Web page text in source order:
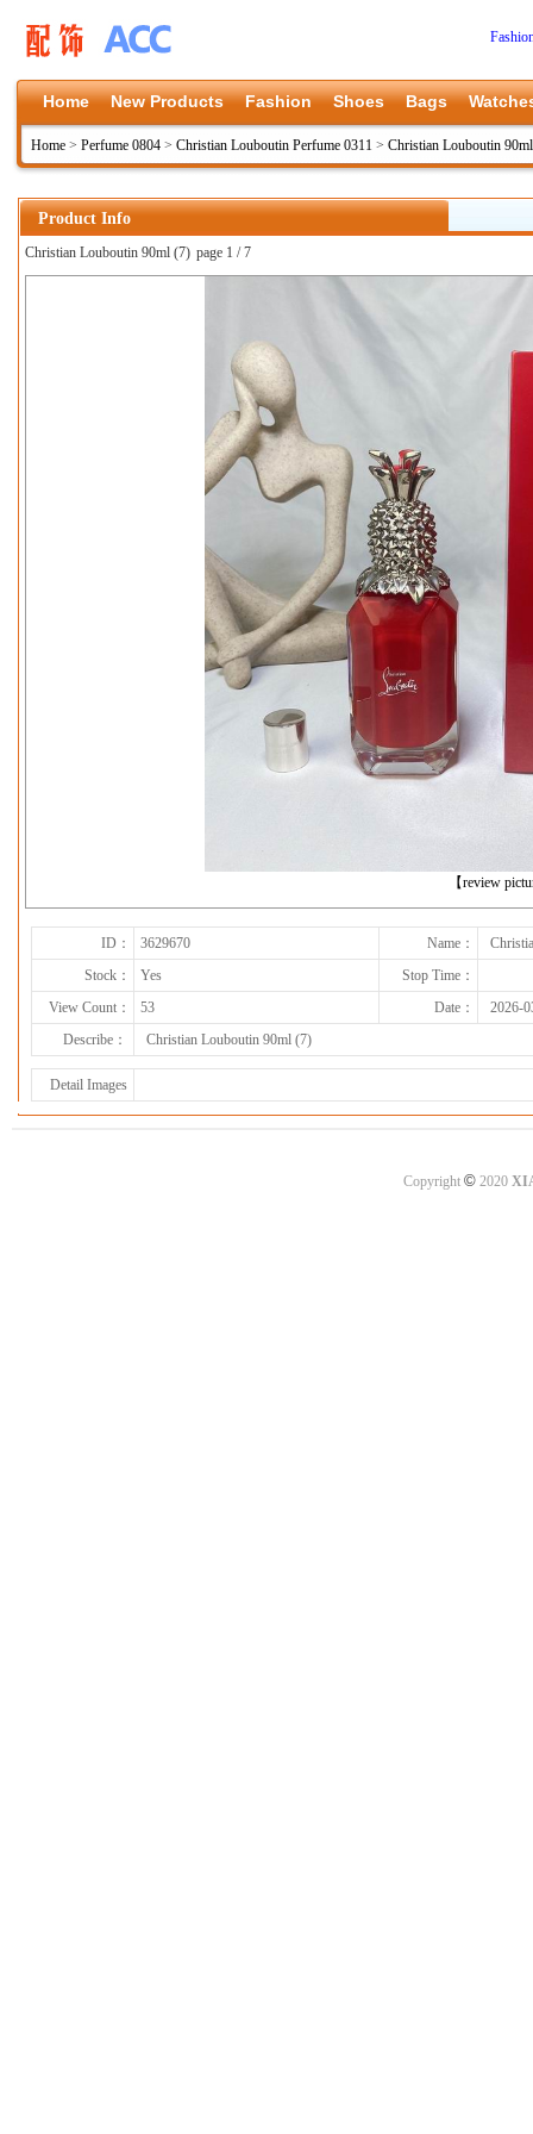
Home New Products Fashion Shoes Bags
Home > Perfume 0804 > Christian Louboutin Perfume 0311 > Christian Louboutin
Product Info
Christian Louboutin 90ml (7) page 1 / 7
【review
ID： 3629670 Name：
Stock：
Yes
Stop Time：
View Count：
53 Date：
2026-
Describe：
Christian Louboutin 90ml (7)
Detail Images
Copyright ©2020